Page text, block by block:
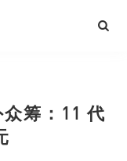
筹：11 代